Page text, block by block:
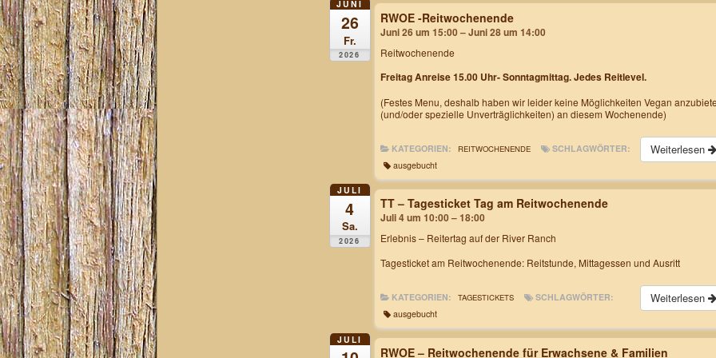
JUNI
26
Fr.
2026
RWOE -Reitwochenende
Juni 26 um 15:00 – Juni 28 um 14:00
Reitwochenende
Freitag Anreise 15.00 Uhr- Sonntagmittag. Jedes Reitlevel.
(Festes Menu, deshalb haben wir leider keine Möglichkeiten Vegan
(und/oder spezielle Unverträglichkeiten) an diesem Wochenende)
Weiterlesen
KATEGORIEN: REITWOCHENENDE
SCHLAGWÖRTER:
ausgebucht
JULI
4
Sa.
2026
TT – Tagesticket Tag am Reitwochenende
Juli 4 um 10:00 – 18:00
Erlebnis – Reitertag auf der River Ranch
Tagesticket am Reitwochenende: Reitstunde, Mittagessen und Ausritt
Weiterlesen
KATEGORIEN: TAGESTICKETS
SCHLAGWÖRTER:
ausgebucht
JULI
RWOE – Reitwochenende für Erwachsene & Familien